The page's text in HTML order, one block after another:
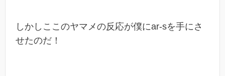
しかしここのヤマメの反応が僕にar-sを手にさ
せたのだ！